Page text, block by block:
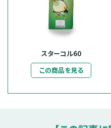
スターコル60
この商品を見る